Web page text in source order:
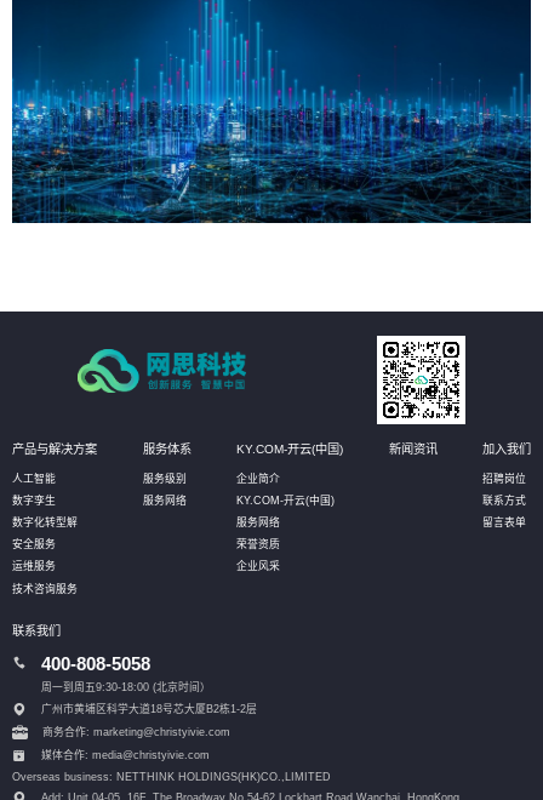
产品与解决方案
人工智能
数字孪生
数字化转型解
安全服务
运维服务
技术咨询服务
服务体系
服务级别
服务网络
KY.COM-开云(中国)
企业简介
KY.COM-开云(中国)
服务网络
荣誉资质
企业风采
新闻资讯 加入我们
招聘岗位
联系方式
留言表单
联系我们
400-808-5058
周一到周五9:30-18:00 (北京时间）
广州市黄埔区科学大道18号芯大厦B2栋1-2层
商务合作: marketing@christyivie.com
媒体合作: media@christyivie.com
Overseas business: NETTHINK HOLDINGS(HK)CO.,LIMITED